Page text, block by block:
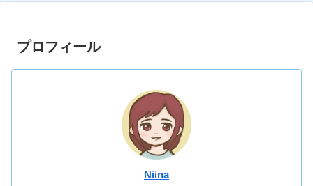
プロフィール
Niina